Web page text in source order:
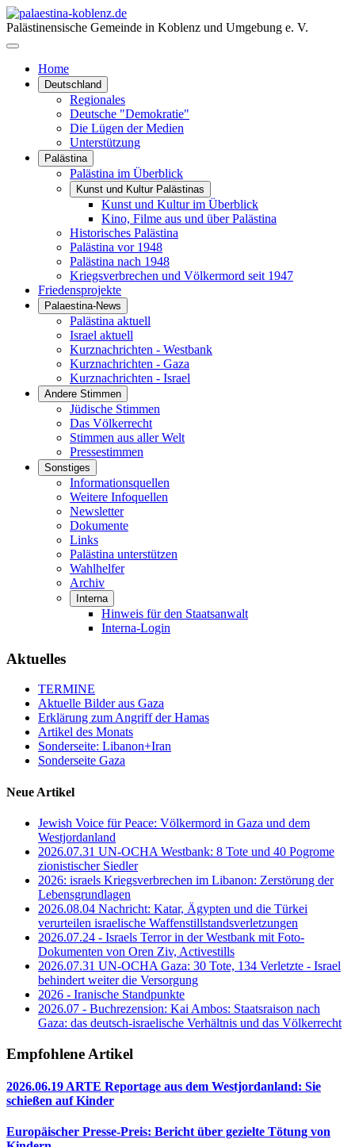
Palästinensische Gemeinde in Koblenz und Umgebung e. V.
Home
Deutschland
Regionales
Deutsche "Demokratie"
Die Lügen der Medien
Unterstützung
Palästina
Palästina im Überblick
Kunst und Kultur Palästinas
Kunst und Kultur im Überblick
Kino, Filme aus und über Palästina
Historisches Palästina
Palästina vor 1948
Palästina nach 1948
Kriegsverbrechen und Völkermord seit 1947
Friedensprojekte
Palaestina-News
Palästina aktuell
Israel aktuell
Kurznachrichten - Westbank
Kurznachrichten - Gaza
Kurznachrichten - Israel
Andere Stimmen
Jüdische Stimmen
Das Völkerrecht
Stimmen aus aller Welt
Pressestimmen
Sonstiges
Informationsquellen
Weitere Infoquellen
Newsletter
Dokumente
Links
Palästina unterstützen
Wahlhelfer
Archiv
Interna
Hinweis für den Staatsanwalt
Interna-Login
Aktuelles
TERMINE
Aktuelle Bilder aus Gaza
Erklärung zum Angriff der Hamas
Artikel des Monats
Sonderseite: Libanon+Iran
Sonderseite Gaza
Neue Artikel
Jewish Voice für Peace: Völkermord in Gaza und dem
Westjordanland
2026.07.31 UN-OCHA Westbank: 8 Tote und 40 Pogrome
zionistischer Siedler
2026: israels Kriegsverbrechen im Libanon: Zerstörung der
Lebensgrundlagen
2026.08.04 Nachricht: Katar, Ägypten und die Türkei
verurteilen israelische Waffenstillstandsverletzungen
2026.07.24 - Israels Terror in der Westbank mit Foto-
Dokumenten von Oren Ziv, Activestills
2026.07.31 UN-OCHA Gaza: 30 Tote, 134 Verletzte - Israel
behindert weiter die Versorgung
2026 - Iranische Standpunkte
2026.07 - Buchrezension: Kai Ambos: Staatsraison nach
Gaza: das deutsch-israelische Verhältnis und das Völkerrecht
Empfohlene Artikel
2026.06.19 ARTE Reportage aus dem Westjordanland: Sie
schießen auf Kinder
Europäischer Presse-Preis: Bericht über gezielte Tötung von